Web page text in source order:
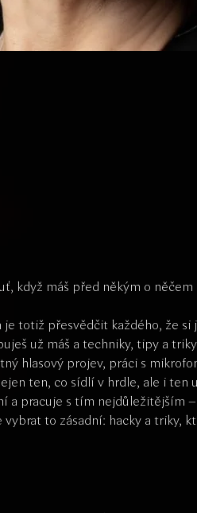
když máš před někým o něčem
totiž přesvědčit každého, že si
už máš a techniky, tipy a
hlasový projev, práci s
ten, co sídlí v hrdle, ale i ten
a pracuje s tím nejdůležitějším
to zásadní: hacky a triky,